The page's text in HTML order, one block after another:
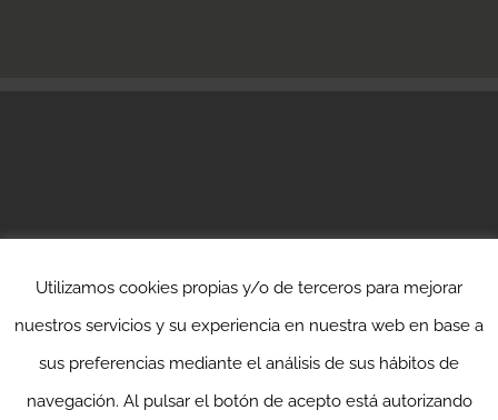
Created by Mediaterrània Studio
Utilizamos cookies propias y/o de terceros para mejorar
nuestros servicios y su experiencia en nuestra web en base a
sus preferencias mediante el análisis de sus hábitos de
navegación. Al pulsar el botón de acepto está autorizando